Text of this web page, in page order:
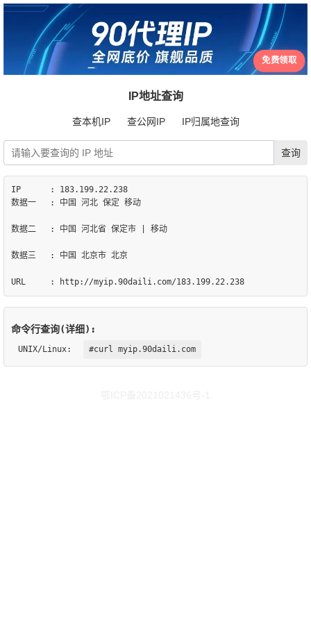
免费领取
IP地址查询
查本机IP 查公网IP IP归属地查询
IP	: 183.199.22.238
数据一	: 中国 河北 保定 移动
数据二	: 中国 河北省 保定市 | 移动
数据三	: 中国 北京市 北京
命令行查询(详细):
UNIX/Linux: #curl myip.90daili.com